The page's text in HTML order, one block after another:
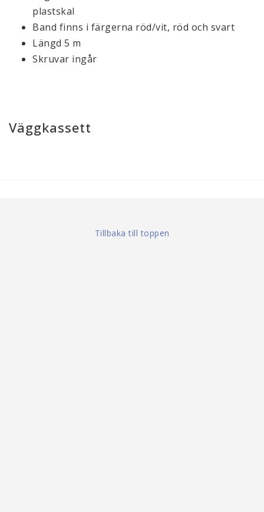
plastskal
Band finns i färgerna röd/vit, röd och svart
Längd 5 m
Skruvar ingår
Väggkassett
Tillbaka till toppen